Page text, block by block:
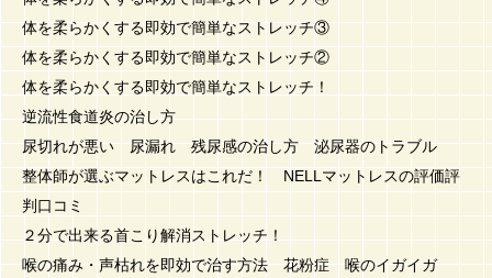
体を柔らかくする即効で簡単なストレッチ③
体を柔らかくする即効で簡単なストレッチ②
体を柔らかくする即効で簡単なストレッチ！
逆流性食道炎の治し方
尿切れが悪い 尿漏れ 残尿感の治し方 泌尿器のトラブル
整体師が選ぶマットレスはこれだ！ NELLマットレスの評価評
判口コミ
２分で出来る首こり解消ストレッチ！
喉の痛み・声枯れを即効で治す方法 花粉症 喉のイガイガ